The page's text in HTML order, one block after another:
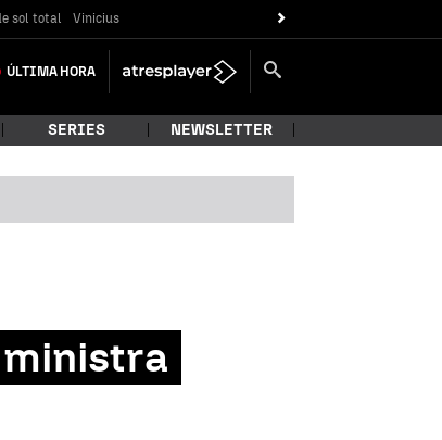
sol total Vinicius
ÚLTIMA HORA
SERIES NEWSLETTER
ministra